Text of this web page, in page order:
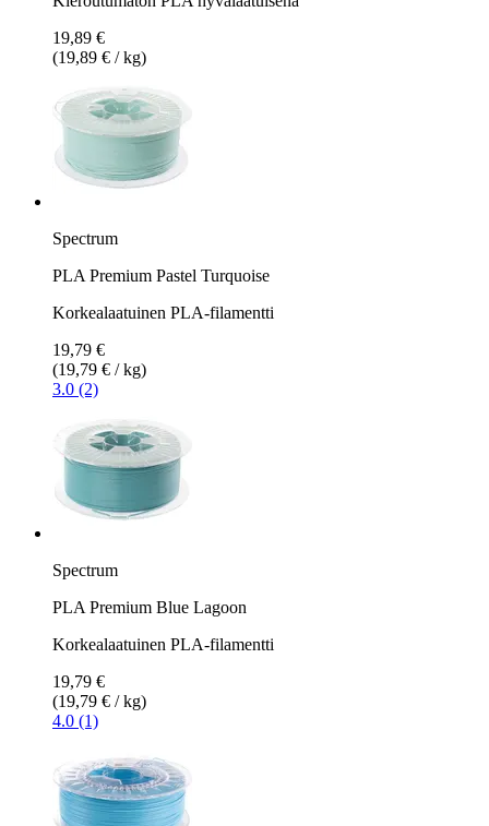
19,89 €
(19,89 € / kg)
Spectrum
PLA Premium Pastel Turquoise
Korkealaatuinen PLA-filamentti
19,79 €
(19,79 € / kg)
3.0 (2)
Spectrum
PLA Premium Blue Lagoon
Korkealaatuinen PLA-filamentti
19,79 €
(19,79 € / kg)
4.0 (1)